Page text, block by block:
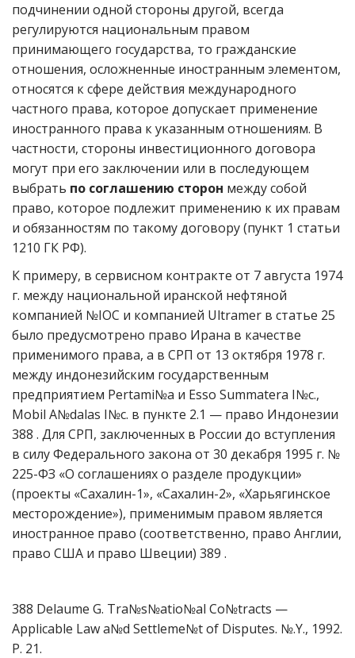
подчинении одной стороны другой, всегда
регулируются национальным правом
принимающего государства, то гражданские
отношения, осложненные иностранным элементом,
относятся к сфере действия международного
частного права, которое допускает применение
иностранного права к указанным отношениям. В
частности, стороны инвестиционного договора
могут при его заключении или в последующем
выбрать по соглашению сторон между собой
право, которое подлежит применению к их правам
и обязанностям по такому договору (пункт 1 статьи
1210 ГК РФ).
К примеру, в сервисном контракте от 7 августа 1974
г. между национальной иранской нефтяной
компанией №IOC и компанией Ultramer в статье 25
было предусмотрено право Ирана в качестве
применимого права, а в СРП от 13 октября 1978 г.
между индонезийским государственным
предприятием Pertami№a и Esso Summatera I№c.,
Mobil A№dalas I№c. в пункте 2.1 — право Индонезии
388 . Для СРП, заключенных в России до вступления
в силу Федерального закона от 30 декабря 1995 г. №
225-ФЗ «О соглашениях о разделе продукции»
(проекты «Сахалин-1», «Сахалин-2», «Харьягинское
месторождение»), применимым правом является
иностранное право (соответственно, право Англии,
право США и право Швеции) 389 .
388 Delaume G. Tra№s№atio№al Co№tracts —
Applicable Law a№d Settleme№t of Disputes. №.Y., 1992.
P. 21.